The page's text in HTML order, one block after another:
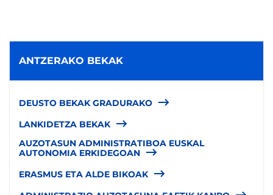
ANTZERAKO BEKAK
DEUSTO BEKAK GRADURAKO
LANKIDETZA BEKAK
AUZOTASUN ADMINISTRATIBOA EUSKAL
AUTONOMIA ERKIDEGOAN
ERASMUS ETA ALDE BIKOAK